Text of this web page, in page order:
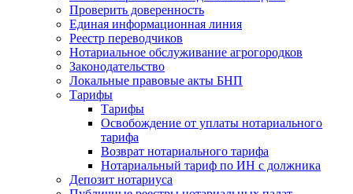
Проверить доверенность
Единая информационная линия
Реестр переводчиков
Нотариальное обслуживание агрогородков
Законодательство
Локальные правовые акты БНП
Тарифы
Тарифы
Освобождение от уплаты нотариального
тарифа
Возврат нотариального тарифа
Нотариальный тариф по ИН с должника
Депозит нотариуса